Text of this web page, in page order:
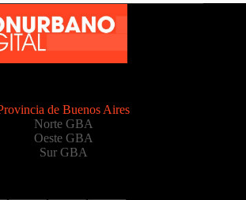
de Buenos Aires
Norte GBA
Oeste GBA
Sur GBA